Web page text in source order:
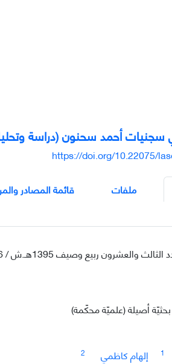
سجنيات أحمد سحنون (دراسة
https://doi.org/10.22075/
ملفات قائمة المصادر
والعشرون ربيع وصيف 1395هـ.ش / 2016م
أصيلة (علميّة محكّمة)
1 إلهام كاظمي
2